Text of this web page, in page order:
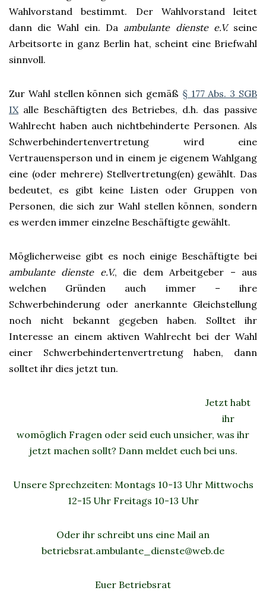
Wahlvorstand bestimmt. Der Wahlvorstand leitet
dann die Wahl ein. Da ambulante dienste e.V.seine
Arbeitsorte in ganz Berlin hat, scheint eine Briefwahl
sinnvoll.
Zur Wahl stellen können sich gemäß § 177 Abs. 3 SGB
IXalle Beschäftigten des Betriebes, d.h. das passive
Wahlrecht haben auch nichtbehinderte Personen. Als
Schwerbehindertenvertretung wird eine
Vertrauensperson und in einem je eigenem Wahlgang
eine (oder mehrere) Stellvertretung(en) gewählt. Das
bedeutet, es gibt keine Listen oder Gruppen von
Personen, die sich zur Wahl stellen können, sondern
es werden immer einzelne Beschäftigte gewählt.
Möglicherweise gibt es noch einige Beschäftigte bei
ambulante dienste e.V., die dem Arbeitgeber – aus
welchen Gründen auch immer – ihre
Schwerbehinderung oder anerkannte Gleichstellung
noch nicht bekannt gegeben haben. Solltet ihr
Interesse an einem aktiven Wahlrecht bei der Wahl
einer Schwerbehindertenvertretung haben, dann
solltet ihr dies jetzt tun.
Jetzt habt
ihr
womöglich Fragen oder seid euch unsicher, was ihr
jetzt machen sollt? Dann meldet euch bei uns.
Unsere Sprechzeiten: Montags 10-13 Uhr Mittwochs
12-15 Uhr Freitags 10-13 Uhr
Oder ihr schreibt uns eine Mail an
betriebsrat.ambulante_dienste@web.de
Euer Betriebsrat